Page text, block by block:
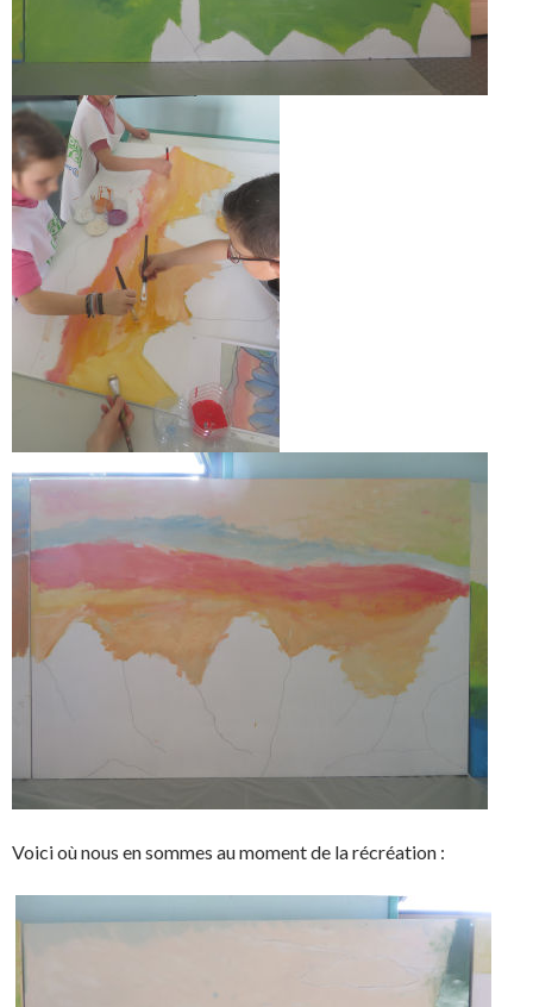
Voici où nous en sommes au moment de la récréation :